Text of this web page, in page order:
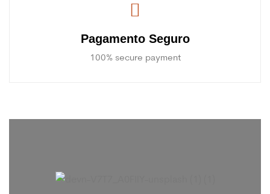
Pagamento Seguro
100% secure payment